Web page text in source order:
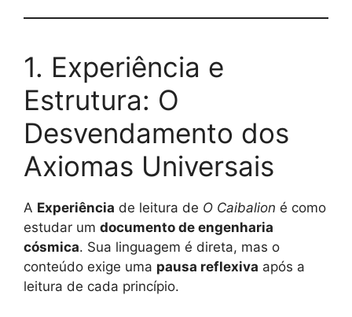
1. Experiência e
Estrutura: O
Desvendamento dos
Axiomas Universais
A Experiência de leitura de O Caibalion é como
estudar um documento de engenharia
cósmica. Sua linguagem é direta, mas o
conteúdo exige uma pausa reflexiva após a
leitura de cada princípio.